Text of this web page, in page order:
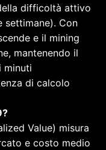
difficoltà attivo
settimane). Con
e il mining
mantenendo il
minuti
di calcolo
Value) misura
e costo medio